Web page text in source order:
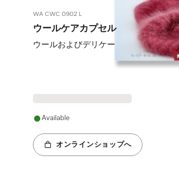
WA CWC 0902 L
ウールケアカプセル
ウールおよびデリケートな衣類用の中
Available
オンラインショップへ